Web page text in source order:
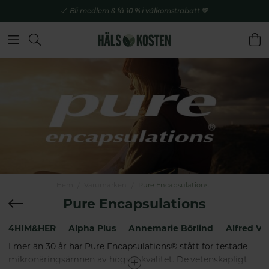
Bli medlem & få 10 % i välkomstrabatt 💚
Pure Encapsulations
Pure Encapsulations
4HIM&HER Alpha Plus Annemarie Börlind
Alfred
I mer än 30 år har Pure Encapsulations® stått för testade
mikronäringsämnen av högsta kvalitet. De vetenskapligt